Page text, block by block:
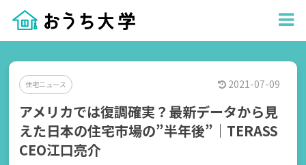
住宅ニュース 2021-07-09
アメリカでは復調確実？最新データから見
えた日本の住宅市場の”半年後”｜TERASS
CEO江口亮介